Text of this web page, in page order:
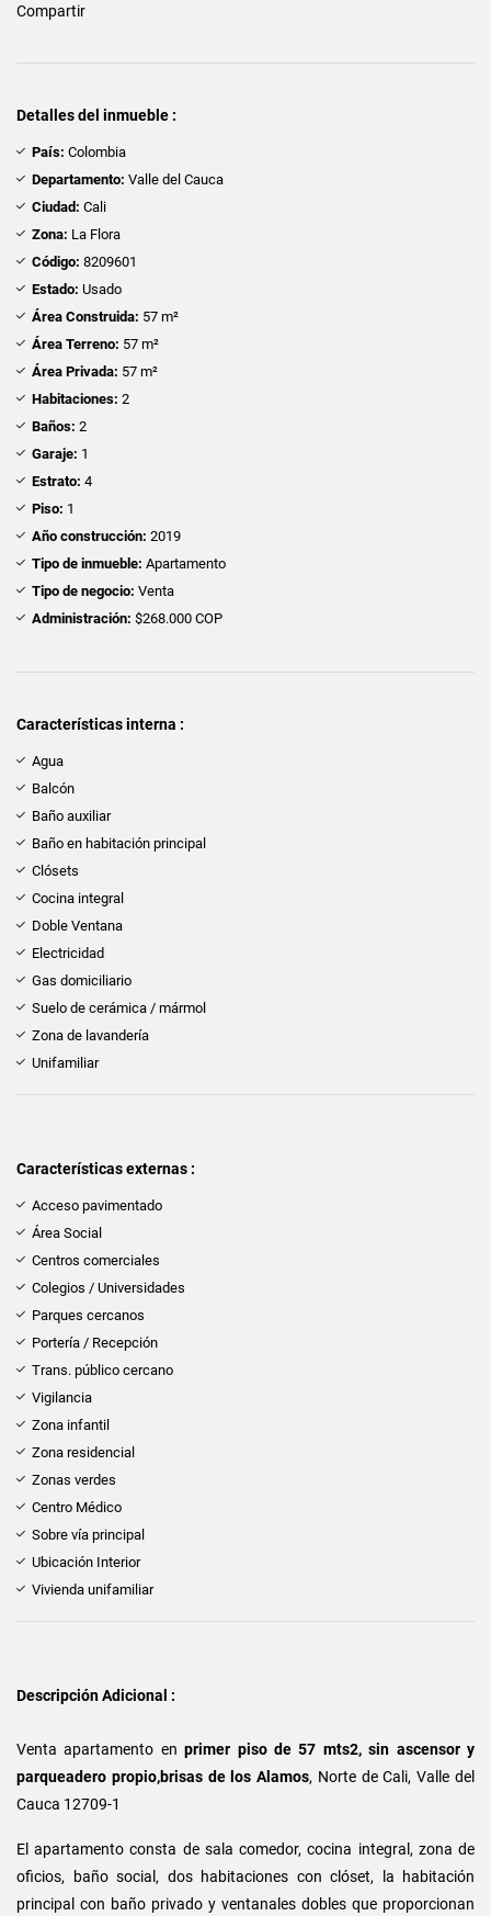
Compartir
Detalles del inmueble :
País: Colombia
Departamento: Valle del Cauca
Ciudad: Cali
Zona: La Flora
Código: 8209601
Estado: Usado
Área Construida: 57 m²
Área Terreno: 57 m²
Área Privada: 57 m²
Habitaciones: 2
Baños: 2
Garaje: 1
Estrato: 4
Piso: 1
Año construcción: 2019
Tipo de inmueble: Apartamento
Tipo de negocio: Venta
Administración: $268.000 COP
Características interna :
Agua
Balcón
Baño auxiliar
Baño en habitación principal
Clósets
Cocina integral
Doble Ventana
Electricidad
Gas domiciliario
Suelo de cerámica / mármol
Zona de lavandería
Unifamiliar
Características externas :
Acceso pavimentado
Área Social
Centros comerciales
Colegios / Universidades
Parques cercanos
Portería / Recepción
Trans. público cercano
Vigilancia
Zona infantil
Zona residencial
Zonas verdes
Centro Médico
Sobre vía principal
Ubicación Interior
Vivienda unifamiliar
Descripción Adicional :
Venta apartamento enprimer piso de 57 mts2, sin ascensor y
parqueadero propio,brisas de los Alamos, Norte de Cali, Valle del
Cauca 12709-1
El apartamento consta de sala comedor, cocina integral, zona de
oficios, baño social, dos habitaciones con clóset, la habitación
principal con baño privado y ventanales dobles que proporcionan